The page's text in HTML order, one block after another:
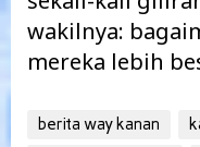
wakilnya:
mereka lebih
berita way kanan